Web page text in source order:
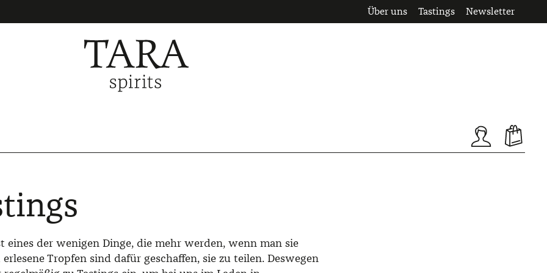
Über uns Tastings Newsletter
eines der wenigen Dinge, die mehr werden, wenn man sie
Tropfen sind dafür geschaffen, sie zu teilen. Deswegen